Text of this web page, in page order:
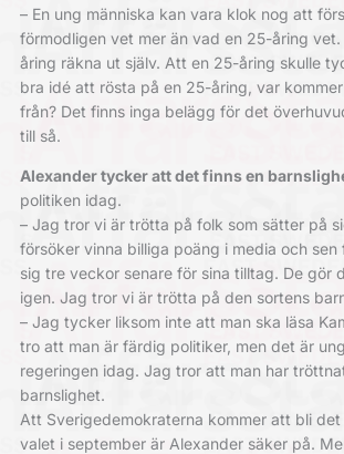
– En ung människa kan vara klok nog att
förmodligen vet mer än vad en 25-åring
åring räkna ut själv. Att en 25-åring skulle
bra idé att rösta på en 25-åring, var
från? Det finns inga belägg för det
till så.
Alexander tycker att det finns en
politiken idag.
– Jag tror vi är trötta på folk som sätter på
försöker vinna billiga poäng i media och sen
sig tre veckor senare för sina tilltag. De gör
igen. Jag tror vi är trötta på den sortens
– Jag tycker liksom inte att man ska läsa
tro att man är färdig politiker, men det är
regeringen idag. Jag tror att man har
barnslighet.
Att Sverigedemokraterna kommer att bli
valet i september är Alexander säker på.